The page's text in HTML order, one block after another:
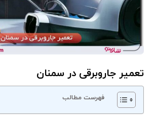
تعمیر جاروبرقی در سمنان
فهرست مطالب